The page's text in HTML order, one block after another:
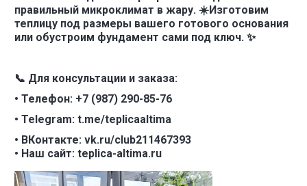
правильный микроклимат в жару. ☀️Изготовим
теплицу под размеры вашего готового основания
или обустроим фундамент сами под ключ. ✨
📞 Для консультации и заказа:
• Телефон: +7 (987) 290-85-76
• Telegram: t.me/teplicaaltima
• ВКонтакте: vk.ru/club211467393
• Наш сайт: teplica-altima.ru